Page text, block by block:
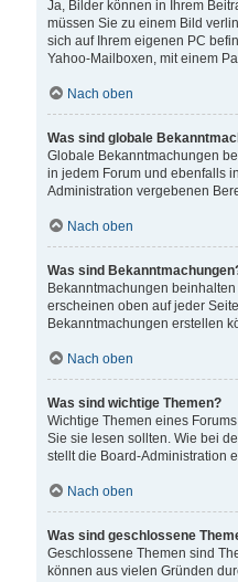
Ja, Bilder können in Ihrem
müssen Sie zu einem Bild
sich auf Ihrem eigenen PC
Yahoo-Mailboxen, mit einem
Nach oben
Was sind globale
Globale Bekanntmachungen
in jedem Forum und ebenfalls
Administration vergebenen
Nach oben
Was sind
Bekanntmachungen
erscheinen oben auf jeder
Bekanntmachungen erstellen
Nach oben
Was sind wichtige Themen?
Wichtige Themen eines
Sie sie lesen sollten. Wie bei
stellt die Board-Administration
Nach oben
Was sind geschlossene
Geschlossene Themen sind
können aus vielen Gründen